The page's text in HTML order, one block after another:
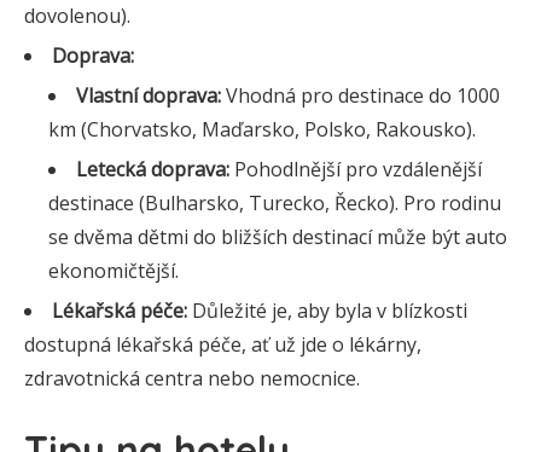
dovolenou).
Doprava:
Vlastní doprava:Vhodná pro destinace do 1000
km (Chorvatsko, Maďarsko, Polsko, Rakousko).
Letecká doprava: Pohodlnější pro vzdálenější
destinace (Bulharsko, Turecko, Řecko). Pro rodinu
se dvěma dětmi do bližších destinací může být auto
ekonomičtější.
Lékařská péče: Důležité je, aby byla v blízkosti
dostupná lékařská péče, ať už jde o lékárny,
zdravotnická centra nebo nemocnice.